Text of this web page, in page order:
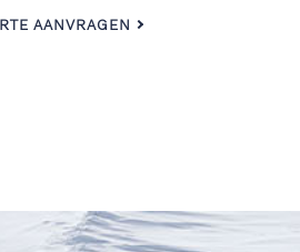
AANVRAGEN